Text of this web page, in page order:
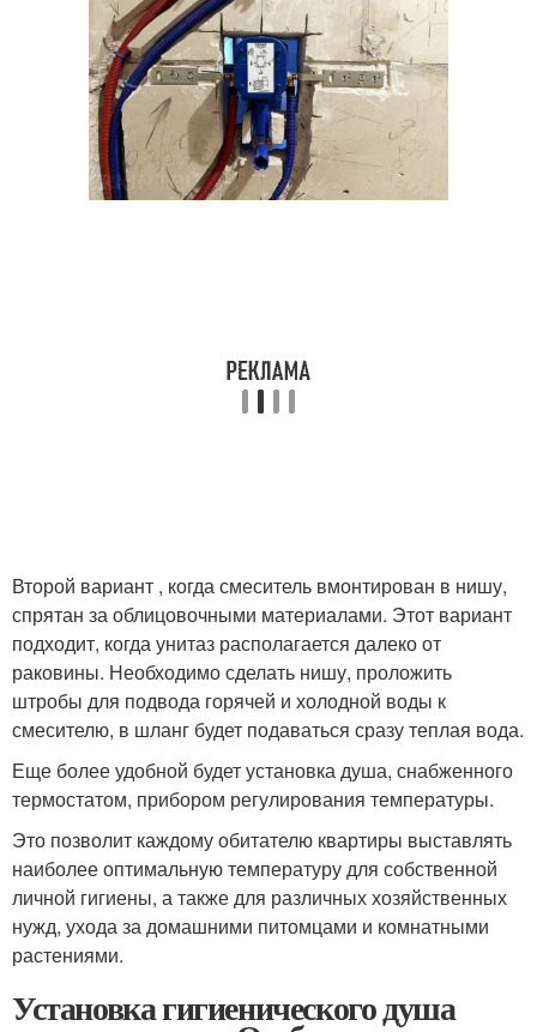
Второй вариант , когда смеситель вмонтирован в нишу,
спрятан за облицовочными материалами. Этот вариант
подходит, когда унитаз располагается далеко от
раковины. Необходимо сделать нишу, проложить
штробы для подвода горячей и холодной воды к
смесителю, в шланг будет подаваться сразу теплая вода.
Еще более удобной будет установка душа, снабженного
термостатом, прибором регулирования температуры.
Это позволит каждому обитателю квартиры выставлять
наиболее оптимальную температуру для собственной
личной гигиены, а также для различных хозяйственных
нужд, ухода за домашними питомцами и комнатными
растениями.
Установка гигиенического душа